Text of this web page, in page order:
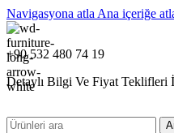
Navigasyona atla Ana içeriğe
+90 532 480 74 19
Detaylı Bilgi Ve Fiyat Teklifleri